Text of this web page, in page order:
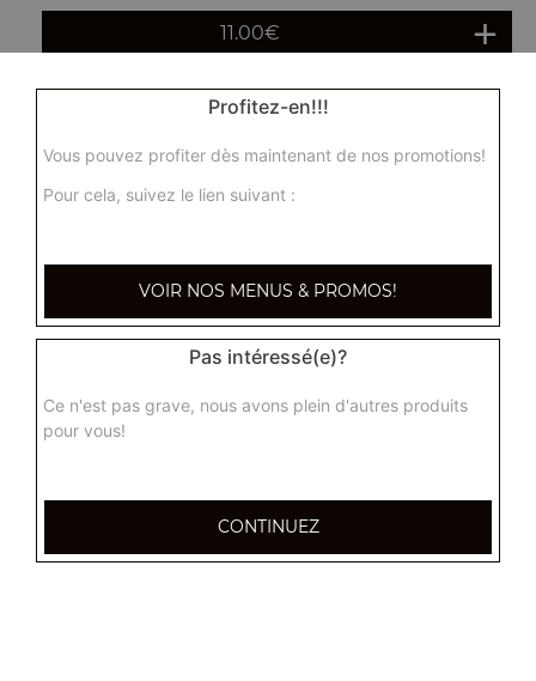
11.00€
Ha cao maison 5 pcs
9.00€
Plateau varié pour 4 personnes
(4 nems maisons,4 nems tao, 4 beignets de crevettes, 4
samoussas)
Profitez-en!!!
Vous pouvez profiter dès maintenant de nos promotions!
Pour cela, suivez le lien suivant :
VOIR NOS MENUS & PROMOS!
Pas intéressé(e)?
Ce n'est pas grave, nous avons plein d'autres produits
pour vous!
CONTINUEZ